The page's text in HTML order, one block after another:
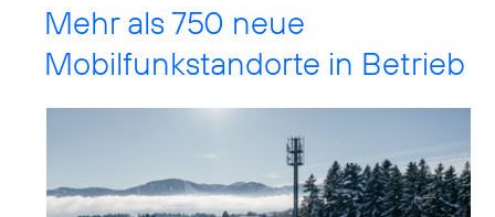
Mehr als 750 neue
Mobilfunkstandorte in Betrieb